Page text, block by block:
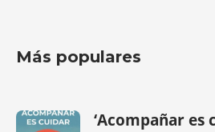
Más populares
‘Acompañar es